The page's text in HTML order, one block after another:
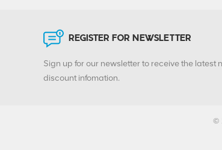
de plástico
REGISTER FOR NEWSLETTER
Sign up for our newsletter to receive the latest
discount infomation.
©